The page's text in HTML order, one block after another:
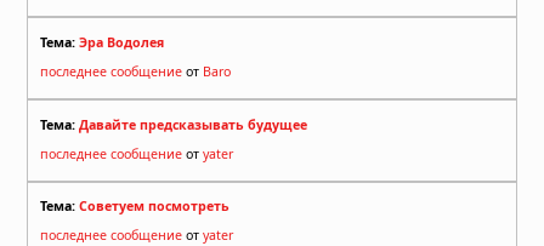
Тема: Эра Водолея
последнее сообщение от Baro
Тема: Давайте предсказывать будущее
последнее сообщение от yater
Тема: Советуем посмотреть
последнее сообщение от yater